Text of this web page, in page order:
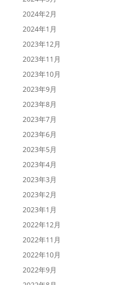
2024年2月
2024年1月
2023年12月
2023年11月
2023年10月
2023年9月
2023年8月
2023年7月
2023年6月
2023年5月
2023年4月
2023年3月
2023年2月
2023年1月
2022年12月
2022年11月
2022年10月
2022年9月